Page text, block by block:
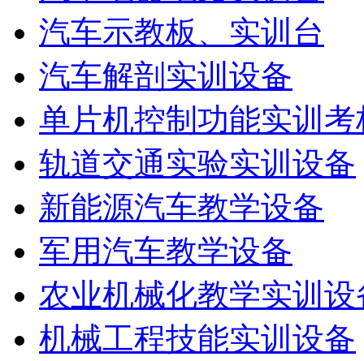
汽车示教板、实训台
汽车解剖实训设备
单片机控制功能实训
轨道交通实验实训设备
新能源汽车教学设备
军用汽车教学设备
农业机械化教学实训设
机械工程技能实训设备